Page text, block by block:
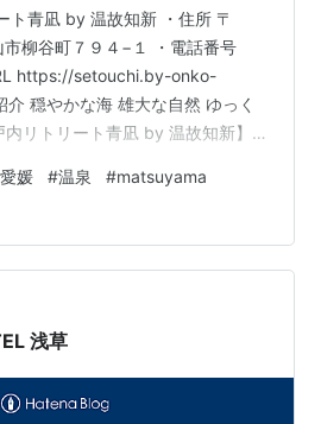
ト青凪 by 温故知新 ・住所 〒
柳谷町７９４−１ ・電話番号
https://setouchi.by-onko-
穏やかな海 雄大な自然 ゆっく
内リトリート青凪 by 温故知新】で
イート・全7室のラグジュアリー
安藤忠雄氏設計による、おしゃ
っくりとお過ごしいただけま
癒す温泉施設も完備しています。
愛媛 #温泉 #matsuyama
浅草